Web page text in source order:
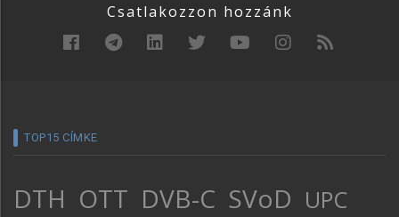
Csatlakozzon hozzánk
TOP15 CÍMKE
DTH OTT DVB-C SVoD UPC